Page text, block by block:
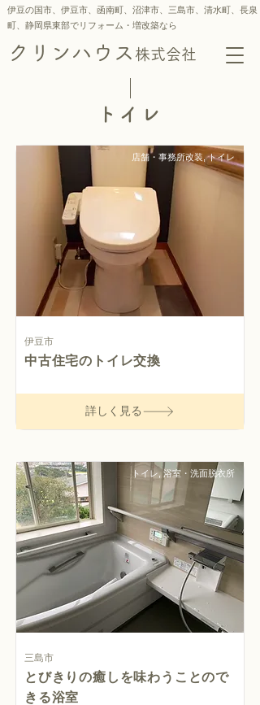
伊豆の国市、伊豆市、函南町、沼津市、三島市、 清水町、 長泉
町、静岡県東部でリフォーム・増改築なら
クリンハウス 株式会社
トイレ
店舗・事務所改装, トイレ
伊豆市
中古住宅のトイレ交換
詳しく見る
トイレ, 浴室・洗面脱衣所
三島市
とびきりの癒しを味わうことので
きる浴室